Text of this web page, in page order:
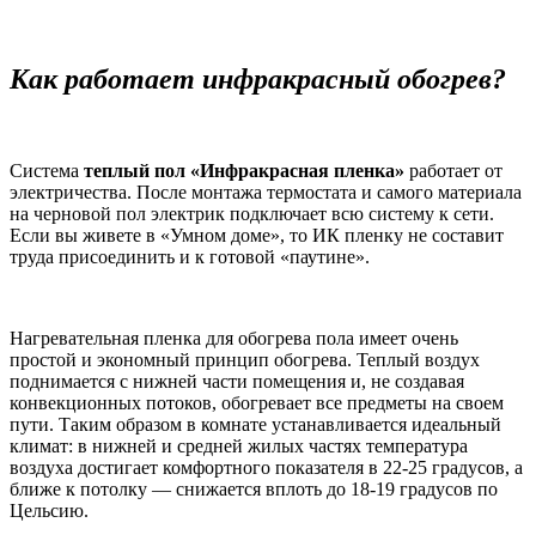
Как работает инфракрасный обогрев?
Система теплый пол «Инфракрасная пленка» работает от
электричества. После монтажа термостата и самого материала
на черновой пол электрик подключает всю систему к сети.
Если вы живете в «Умном доме», то ИК пленку не составит
труда присоединить и к готовой «паутине».
Нагревательная пленка для обогрева пола имеет очень
простой и экономный принцип обогрева. Теплый воздух
поднимается с нижней части помещения и, не создавая
конвекционных потоков, обогревает все предметы на своем
пути. Таким образом в комнате устанавливается идеальный
климат: в нижней и средней жилых частях температура
воздуха достигает комфортного показателя в 22-25 градусов, а
ближе к потолку — снижается вплоть до 18-19 градусов по
Цельсию.